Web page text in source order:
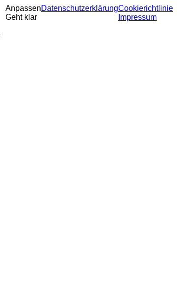
Anpassen
Geht klar
DatenschutzerklärungCookierichtlinie
Impressum